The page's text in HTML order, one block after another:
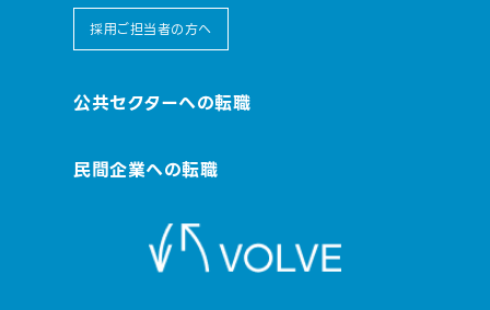
採用ご担当者の方へ
公共セクターへの転職
民間企業への転職